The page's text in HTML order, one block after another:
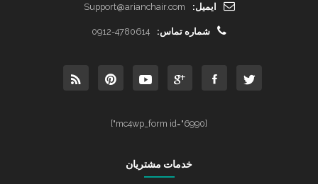
ایمیل: Support@arianchair.com
شماره تماس: 0912-4780614
[mc4wp_form id="6990"]
خدمات مشتریان